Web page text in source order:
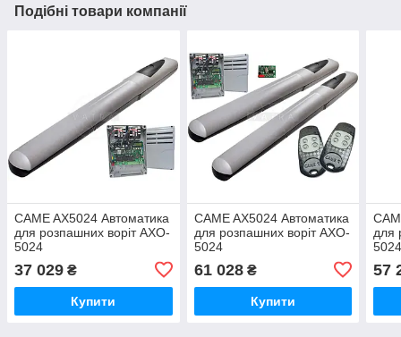
Подібні товари компанії
CAME AX5024 Автоматика
для розпашних воріт AXO-
5024
37 029 ₴
Купити
CAME AX5024 Автоматика
для розпашних воріт AXO-
5024
61 028₴
Купити
для
57